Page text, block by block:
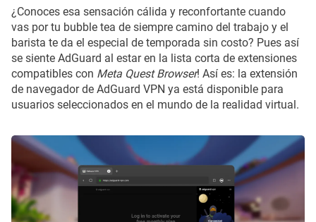
¿Conoces esa sensación cálida y reconfortante cuando
vas por tu bubble tea de siempre camino del trabajo y el
barista te da el especial de temporada sin costo? Pues así
se siente AdGuard al estar en la lista corta de extensiones
compatibles con Meta Quest Browser! Así es: la extensión
de navegador de AdGuard VPN ya está disponible para
usuarios seleccionados en el mundo de la realidad virtual.